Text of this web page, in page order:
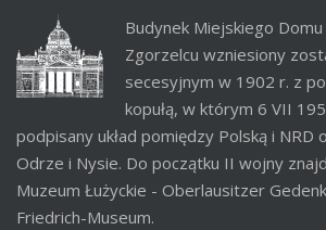
Budynek Miejskiego
Zgorzelcu wzniesiony
secesyjnym w 1902 r. z
kopułą, w którym 6 VII
podpisany układ pomiędzy Polską i NRD
Odrze i Nysie. Do początku II wojny
Muzeum Łużyckie - Oberlausitzer
Friedrich-Museum.